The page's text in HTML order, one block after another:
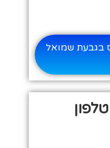
בגבעת שמואל